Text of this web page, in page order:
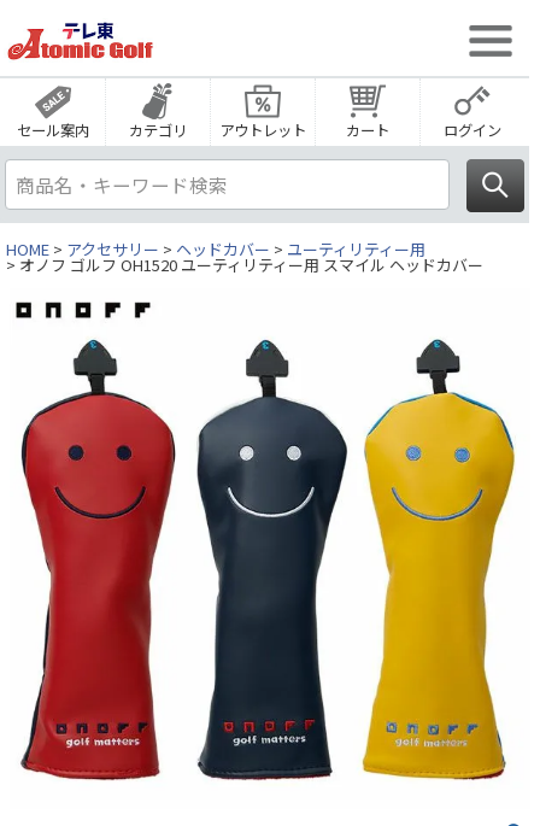
セール案内 カテゴリ アウトレット カート ログイン
HOME アクセサリー ヘッドカバー ユーティリティー用
オノフ ゴルフ OH1520 ユーティリティー用 スマイル ヘッドカバー